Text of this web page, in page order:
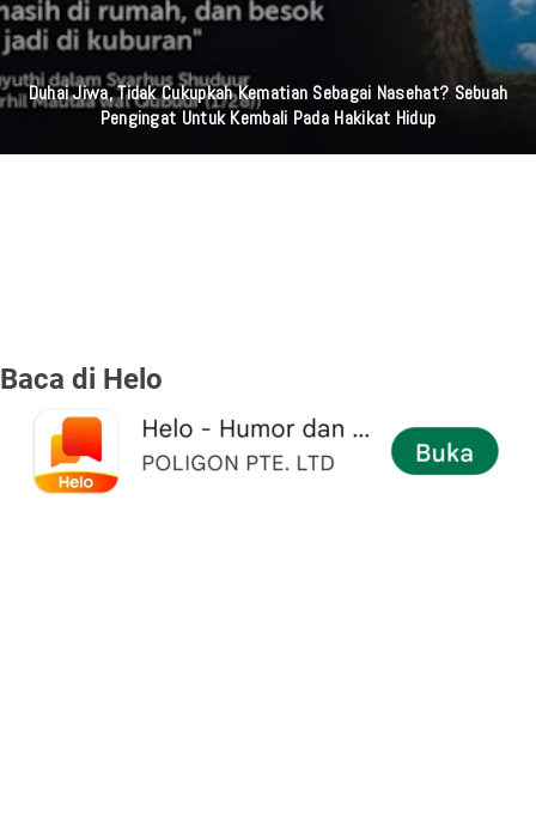
Duhai Jiwa, Tidak Cukupkah Kematian Sebagai Nasehat? Sebuah
Pengingat Untuk Kembali Pada Hakikat Hidup
Baca di Helo